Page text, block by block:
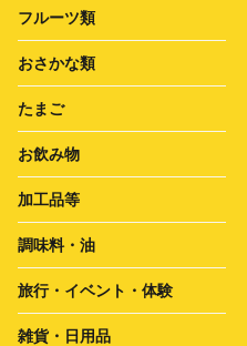
フルーツ類
おさかな類
たまご
お飲み物
加工品等
調味料・油
旅行・イベント・体験
雑貨・日用品